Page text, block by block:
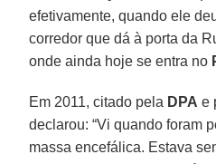
efetivamente, quando ele
corredor que dá à porta da
onde ainda hoje se entra no
Em 2011, citado pela DPA e
declarou: “Vi quando foram
massa encefálica. Estava